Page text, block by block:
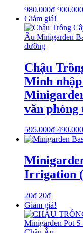
980.000₫ 900.000
Giảm giá!
Chậu
Minh
văn phòng
595.000₫ 490.000
Irrigation
20₫ 20₫
Giảm giá!